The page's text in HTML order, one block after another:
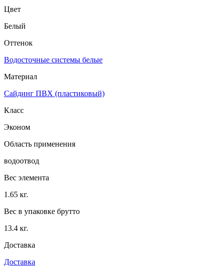
Цвет
Белый
Оттенок
Водосточные системы белые
Материал
Сайдинг ПВХ (пластиковый)
Класс
Эконом
Область применения
водоотвод
Вес элемента
1.65 кг.
Вес в упаковке брутто
13.4 кг.
Доставка
Доставка